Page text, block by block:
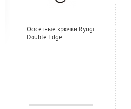
Офсетные крючки Ryugi
Double Edge